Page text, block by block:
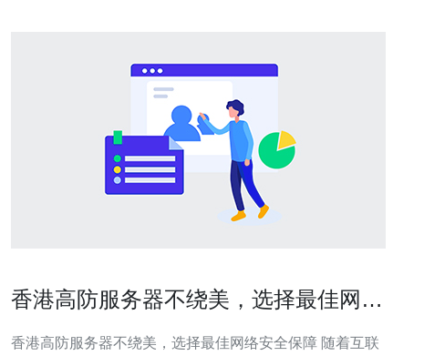
香港高防服务器不绕美，选择最佳网络
香港高防服务器不绕美，选择最佳网络安全保障 随着互联